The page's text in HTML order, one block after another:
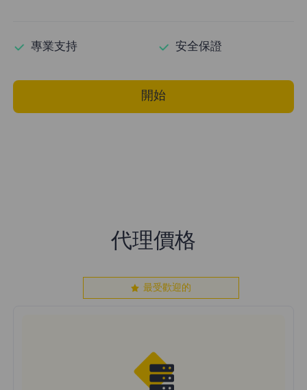
專業支持 安全保證
開始
代理價格
最受歡迎的